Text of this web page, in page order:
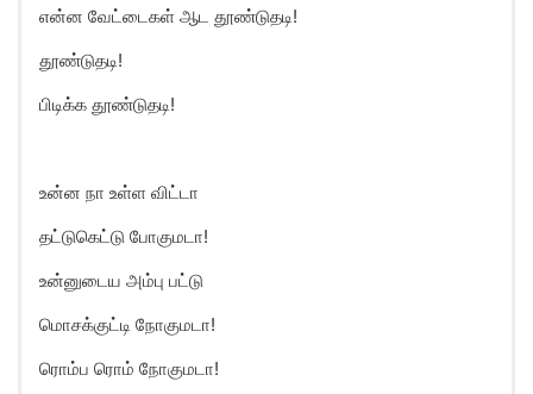
என்ன வேட்டைகள் ஆட தூண்டுதடி!
தூண்டுதடி!
பிடிக்க தூண்டுதடி!
உன்ன நா உள்ள விட்டா
தட்டுகெட்டு போகுமடா!
உன்னுடைய அம்பு பட்டு
மொசக்குட்டி நோகுமடா!
ரொம்ப ரொம் நோகுமடா!